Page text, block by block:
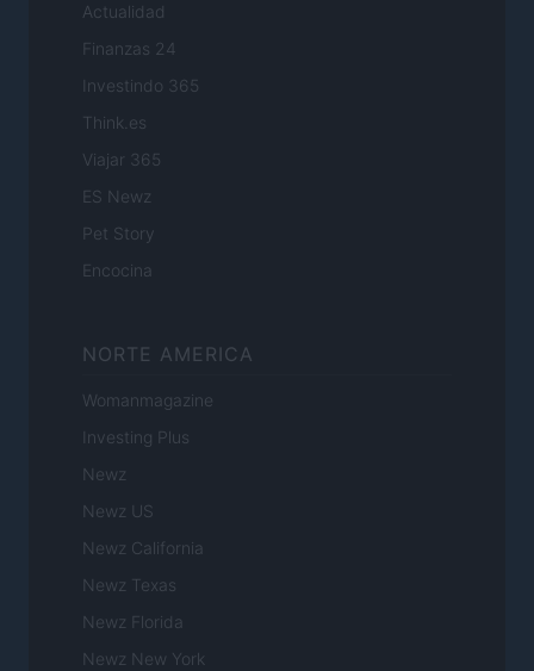
Actualidad
Finanzas 24
Investindo 365
Think.es
Viajar 365
ES Newz
Pet Story
Encocina
NORTE AMERICA
Womanmagazine
Investing Plus
Newz
Newz US
Newz California
Newz Texas
Newz Florida
Newz New York